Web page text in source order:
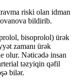
riski olan idman
bildirib.
bisoprolol) ürək
zamanı ürək
olur. Nəticədə insan
təzyiqin qəfil
bilər.